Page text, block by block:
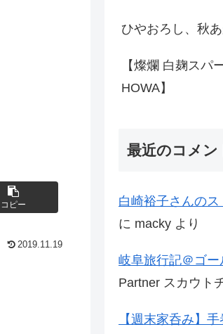
コピー
2019.11.19
ひやおろし、秋
【燦爛 白麹スパ
HOWA】
最近のコメン
白崎裕子さんの
に macky より
岐阜旅行記＠ゴー
Partner スカウト
【週末家呑み】